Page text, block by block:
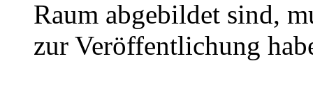
Raum abgebildet sind,
zur Veröffentlichung